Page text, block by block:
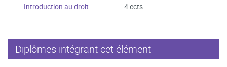
Introduction au droit 4 ects
Diplômes intégrant cet élément